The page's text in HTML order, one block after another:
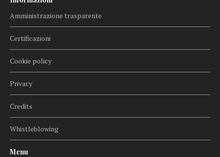
Amministrazione trasparente
Certificazioni
Cookie policy
Privacy
Credits
Whistleblowing
Menu